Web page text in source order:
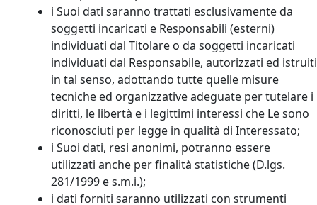
i Suoi dati saranno trattati esclusivamente da
soggetti incaricati e Responsabili (esterni)
individuati dal Titolare o da soggetti incaricati
individuati dal Responsabile, autorizzati ed istruiti
in tal senso, adottando tutte quelle misure
tecniche ed organizzative adeguate per tutelare i
diritti, le libertà e i legittimi interessi che Le sono
riconosciuti per legge in qualità di Interessato;
i Suoi dati, resi anonimi, potranno essere
utilizzati anche per finalità statistiche (D.lgs.
281/1999 e s.m.i.);
i dati forniti saranno utilizzati con strumenti